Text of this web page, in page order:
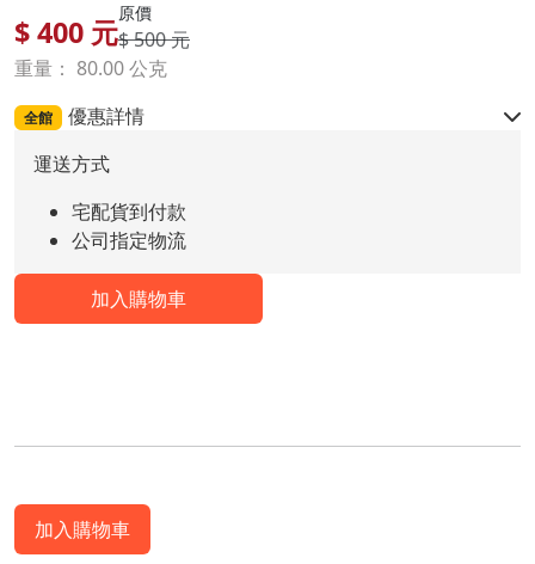
$400 元
原價
$ 500 元
重量： 80.00 公克
全館
優惠詳情
運送方式
宅配貨到付款
公司指定物流
加入購物車
加入購物車